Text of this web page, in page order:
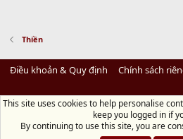
Thiền
Điều khoản & Quy định Chính sách
Diệu Pháp Âm
Chùa Diệu Pháp - Số 72/14 Phú Mỹ, Phú Hòa
đồ)
This site uses cookies to help personalise
keep you logged in if
By continuing to use this site, you are